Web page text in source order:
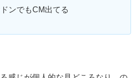
ンでもCM出てる